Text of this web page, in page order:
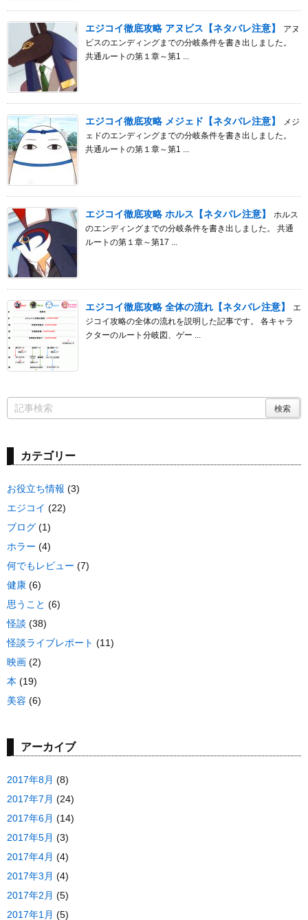
エジコイ徹底攻略 アヌビス【ネタバレ注意】
アヌ
ビスのエンディングまでの分岐条件を書き出しました。
共通ルートの第１章～第1 ...
エジコイ徹底攻略 メジェド【ネタバレ注意】
メジ
ェドのエンディングまでの分岐条件を書き出しました。
共通ルートの第１章～第1 ...
エジコイ徹底攻略 ホルス【ネタバレ注意】
ホルス
のエンディングまでの分岐条件を書き出しました。 共通
ルートの第１章～第17 ...
エジコイ徹底攻略 全体の流れ【ネタバレ注意】
エ
ジコイ攻略の全体の流れを説明した記事です。 各キャラ
クターのルート分岐図、ゲー ...
カテゴリー
お役立ち情報 (3)
エジコイ (22)
ブログ (1)
ホラー (4)
何でもレビュー (7)
健康 (6)
思うこと (6)
怪談 (38)
怪談ライブレポート (11)
映画 (2)
本 (19)
美容 (6)
アーカイブ
2017年8月 (8)
2017年7月 (24)
2017年6月 (14)
2017年5月 (3)
2017年4月 (4)
2017年3月 (4)
2017年2月 (5)
2017年1月 (5)